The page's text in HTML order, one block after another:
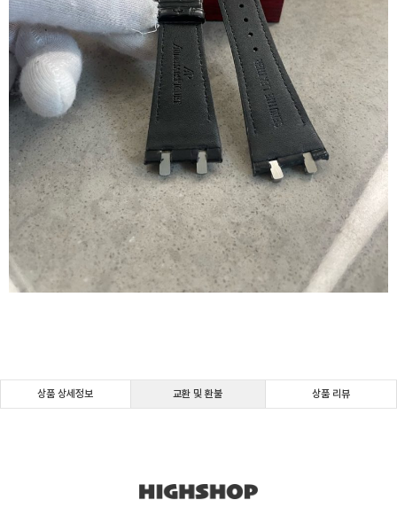
상품 상세정보 교환 및 환불 상품 리뷰